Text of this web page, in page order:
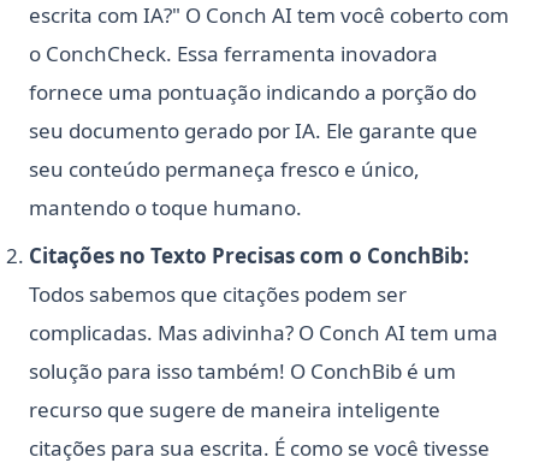
escrita com IA?" O Conch AI tem você coberto com
o ConchCheck. Essa ferramenta inovadora
fornece uma pontuação indicando a porção do
seu documento gerado por IA. Ele garante que
seu conteúdo permaneça fresco e único,
mantendo o toque humano.
Citações no Texto Precisas com o ConchBib:
Todos sabemos que citações podem ser
complicadas. Mas adivinha? O Conch AI tem uma
solução para isso também! O ConchBib é um
recurso que sugere de maneira inteligente
citações para sua escrita. É como se você tivesse